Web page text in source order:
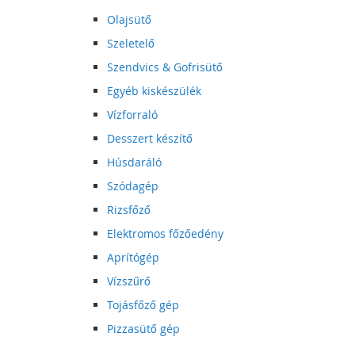
Olajsütő
Szeletelő
Szendvics & Gofrisütő
Egyéb kiskészülék
Vízforraló
Desszert készítő
Húsdaráló
Szódagép
Rizsfőző
Elektromos főzőedény
Aprítógép
Vízszűrő
Tojásfőző gép
Pizzasütő gép